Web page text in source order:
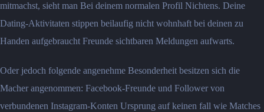
mitmachst, sieht man Bei deinem normalen Profil Nichtens. Deine
Dating-Aktivitaten stippen beilaufig nicht wohnhaft bei deinen zu
Handen aufgebraucht Freunde sichtbaren Meldungen aufwarts.
Oder jedoch folgende angenehme Besonderheit besitzen sich die
Macher angenommen: Facebook-Freunde und Follower von
verbundenen Instagram-Konten Ursprung auf keinen fall wie Matches